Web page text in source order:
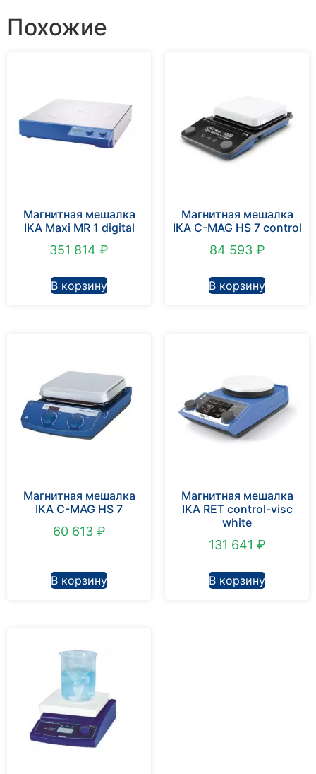
Похожие
Магнитная мешалка
IKA Maxi MR 1 digital
351 814 ₽
В корзину
Магнитная мешалка
IKA C-MAG HS 7 control
84 593 ₽
В корзину
Магнитная мешалка
IKA C-MAG HS 7
60 613 ₽
В корзину
Магнитная мешалка
IKA RET control-visc
white
131 641 ₽
В корзину